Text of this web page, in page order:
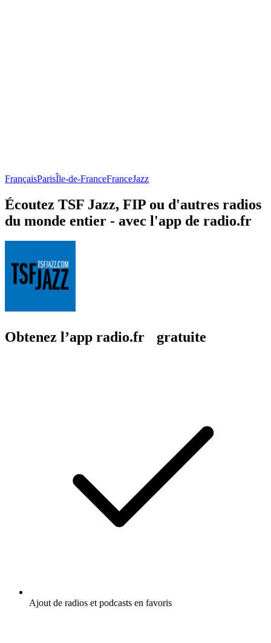
FrançaisParisÎle-de-FranceFranceJazz
Écoutez TSF Jazz, FIP ou d'autres radios
du monde entier - avec l'app de radio.fr
Obtenez l’app radio.fr gratuite
Ajout de radios et podcasts en favoris